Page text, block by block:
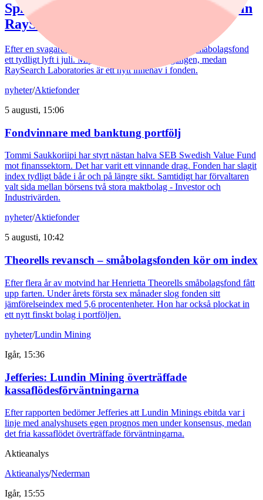
Spiltan Småbolagsfond lyfte i juli – tar in
RaySearch
Efter en svagare utveckling hittills i år fick Spiltan Småbolagsfond
ett tydligt lyft i juli. Mips bidrog mest till uppgången, medan
RaySearch Laboratories är ett nytt innehav i fonden.
nyheter/Aktiefonder
5 augusti, 15:06
Fondvinnare med banktung portfölj
Tommi Saukkoriipi har styrt nästan halva SEB Swedish Value Fund
mot finanssektorn. Det har varit ett vinnande drag. Fonden har slagit
index tydligt både i år och på längre sikt. Samtidigt har förvaltaren
valt sida mellan börsens två stora maktbolag - Investor och
Industrivärden.
nyheter/Aktiefonder
5 augusti, 10:42
Theorells revansch – småbolagsfonden kör om index
Efter flera år av motvind har Henrietta Theorells småbolagsfond fått
upp farten. Under årets första sex månader slog fonden sitt
jämförelseindex med 5,6 procentenheter. Hon har också plockat in
ett nytt finskt bolag i portföljen.
nyheter/Lundin Mining
Igår, 15:36
Jefferies: Lundin Mining överträffade
kassaflödesförväntningarna
Efter rapporten bedömer Jefferies att Lundin Minings ebitda var i
linje med analyshusets egen prognos men under konsensus, medan
det fria kassaflödet överträffade förväntningarna.
Aktieanalys
Aktieanalys/Nederman
Igår, 15:55